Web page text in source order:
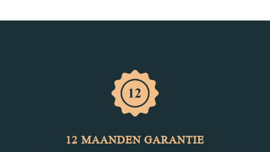
12 MAANDEN GARANTIE